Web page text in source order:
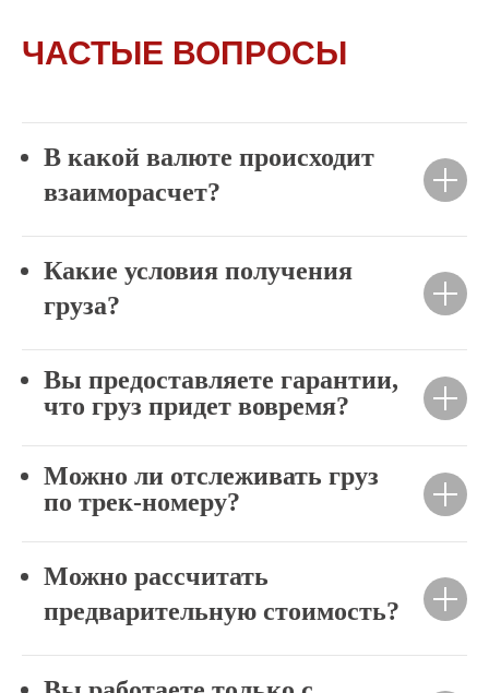
ЧАСТЫЕ ВОПРОСЫ
В какой валюте происходит
взаиморасчет?
Какие условия получения
груза?
Вы предоставляете гарантии,
что груз придет вовремя?
Можно ли отслеживать груз
по трек-номеру?
Можно рассчитать
предварительную стоимость?
ПРИХОДИТЕ К НАМ: